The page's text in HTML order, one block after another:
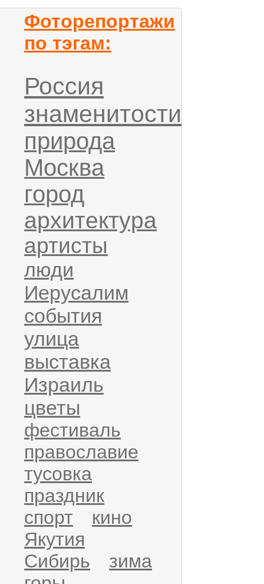
Фоторепортажи
по тэгам:
Россия
знаменитости
природа
Москва
город
архитектура
артисты
люди
Иерусалим
события
улица
выставка
Израиль
цветы
фестиваль
православие
тусовка
праздник
спорт
кино
Якутия
Сибирь
зима